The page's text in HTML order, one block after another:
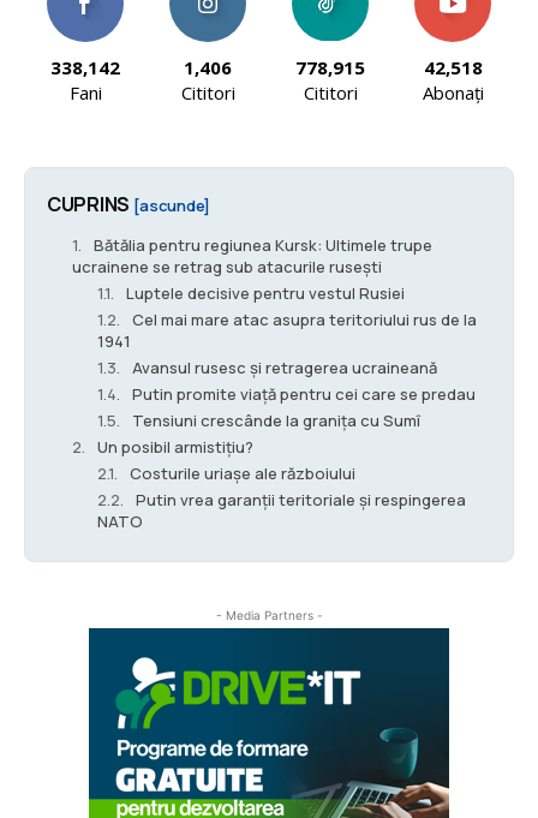
338,142
Fani
1,406
Cititori
778,915
Cititori
42,518
Abonați
CUPRINS [ascunde]
Bătălia pentru regiunea Kursk: Ultimele trupe
ucrainene se retrag sub atacurile rusești
Luptele decisive pentru vestul Rusiei
Cel mai mare atac asupra teritoriului rus de la
1941
Avansul rusesc și retragerea ucraineană
Putin promite viață pentru cei care se predau
Tensiuni crescânde la granița cu Sumî
Un posibil armistițiu?
Costurile uriașe ale războiului
Putin vrea garanții teritoriale și respingerea
NATO
- Media Partners -